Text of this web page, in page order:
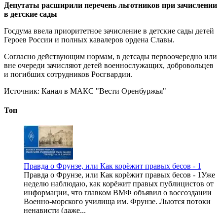
Депутаты расширили перечень льготников при зачислении
в детские сады
Госдума ввела приоритетное зачисление в детские сады детей
Героев России и полных кавалеров ордена Славы.
Согласно действующим нормам, в детсады первоочередно или
вне очереди зачисляют детей военнослужащих, добровольцев
и погибших сотрудников Росгвардии.
Источник: Канал в МАКС "Вести Оренбуржья"
Топ
Правда о Фрунзе, или Как корёжит правых бесов - 1
Правда о Фрунзе, или Как корёжит правых бесов - 1Уже
неделю наблюдаю, как корёжит правых публицистов от
информации, что главком ВМФ объявил о воссоздании
Военно-морского училища им. Фрунзе. Льются потоки
ненависти (даже...